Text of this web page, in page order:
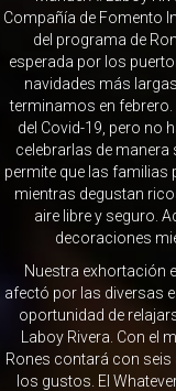
Compañía de Fomento
del programa de
esperada por los
navidades más
terminamos en
del Covid-19, pero no
celebrarlas de manera
permite que las familias
mientras degustan
aire libre y seguro.
decoraciones
Nuestra exhortación
afectó por las diversas
oportunidad de
Laboy Rivera. Con el
Rones contará con
los gustos. El